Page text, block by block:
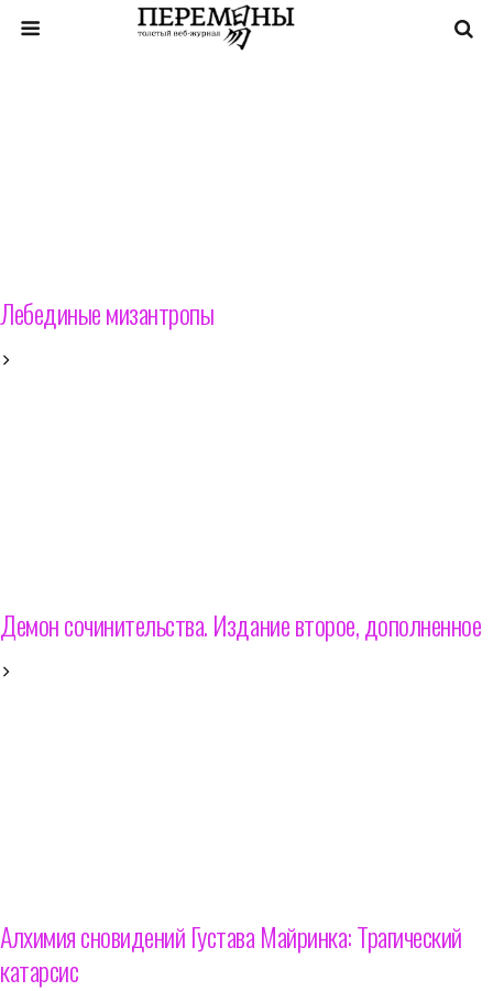
Лебединые мизантропы
Демон сочинительства. Издание второе, дополненное
Алхимия сновидений Густава Майринка: Трагический
катарсис